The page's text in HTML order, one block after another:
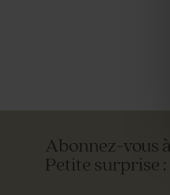
Abonnez-vous
Petite surprise